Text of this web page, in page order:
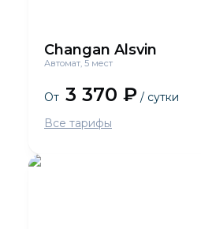
Changan Alsvin
Автомат, 5 мест
От 3 370 ₽ / сутки
Все тарифы